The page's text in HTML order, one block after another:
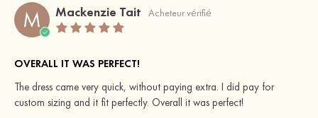
M Mackenzie Tait Acheteur vérifié
OVERALL IT WAS PERFECT!
The dress came very quick, without paying extra. I did pay for
custom sizing and it fit perfectly. Overall it was perfect!